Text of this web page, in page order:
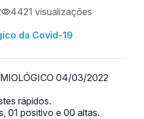
4421 visualizações
da Covid-19
rápidos.
01 positivo e 00 altas.